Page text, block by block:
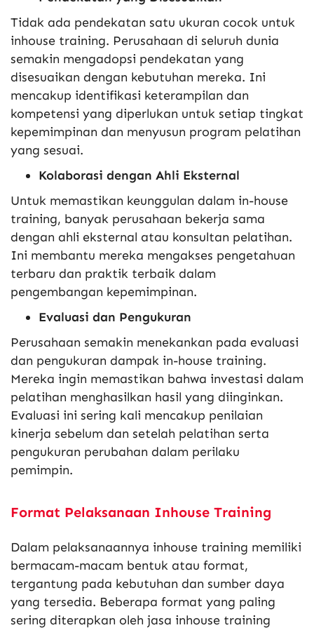
Tidak ada pendekatan satu ukuran cocok untuk
inhouse training. Perusahaan di seluruh dunia
semakin mengadopsi pendekatan yang
disesuaikan dengan kebutuhan mereka. Ini
mencakup identifikasi keterampilan dan
kompetensi yang diperlukan untuk setiap tingkat
kepemimpinan dan menyusun program pelatihan
yang sesuai.
Kolaborasi dengan Ahli Eksternal
Untuk memastikan keunggulan dalam in-house
training, banyak perusahaan bekerja sama
dengan ahli eksternal atau konsultan pelatihan.
Ini membantu mereka mengakses pengetahuan
terbaru dan praktik terbaik dalam
pengembangan kepemimpinan.
Evaluasi dan Pengukuran
Perusahaan semakin menekankan pada evaluasi
dan pengukuran dampak in-house training.
Mereka ingin memastikan bahwa investasi dalam
pelatihan menghasilkan hasil yang diinginkan.
Evaluasi ini sering kali mencakup penilaian
kinerja sebelum dan setelah pelatihan serta
pengukuran perubahan dalam perilaku
pemimpin.
Format Pelaksanaan Inhouse Training
Dalam pelaksanaannya inhouse training memiliki
bermacam-macam bentuk atau format,
tergantung pada kebutuhan dan sumber daya
yang tersedia. Beberapa format yang paling
sering diterapkan oleh jasa inhouse training